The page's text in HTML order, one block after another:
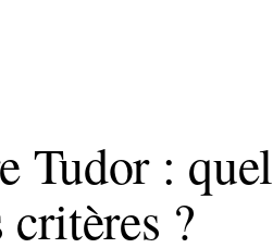
Tudor : quel
?